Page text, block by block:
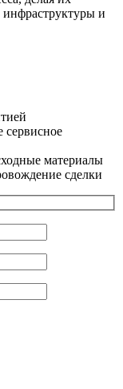
и
сервисное
материалы
сделки